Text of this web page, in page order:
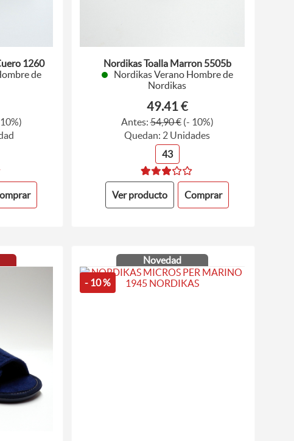
1260
de
Nordikas Toalla Marron 5505b
Nordikas Verano Hombre de
Nordikas
49.41 €
Antes:54,90 €(- 10%)
Quedan: 2 Unidades
43
Ver producto Comprar
Novedad
- 10 %